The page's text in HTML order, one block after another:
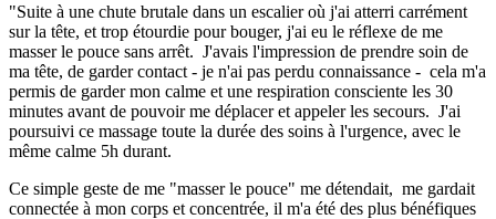
"Suite à une chute brutale dans un escalier où j'ai atterri carrément
sur la tête, et trop étourdie pour bouger, j'ai eu le réflexe de me
masser le pouce sans arrêt. J'avais l'impression de prendre soin de
ma tête, de garder contact - je n'ai pas perdu connaissance - cela m'a
permis de garder mon calme et une respiration consciente les 30
minutes avant de pouvoir me déplacer et appeler les secours. J'ai
poursuivi ce massage toute la durée des soins à l'urgence, avec le
même calme 5h durant.
Ce simple geste de me "masser le pouce" me détendait, me gardait
connectée à mon corps et concentrée, il m'a été des plus bénéfiques